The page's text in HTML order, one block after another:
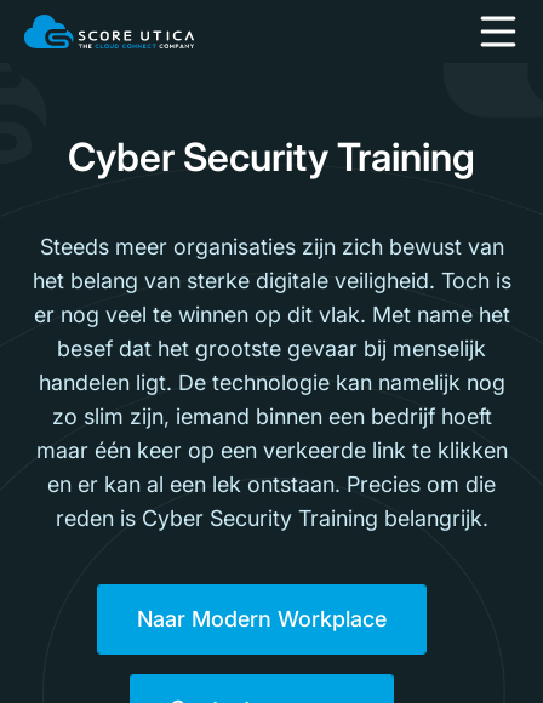
Cyber Security Training
Steeds meer organisaties zijn zich bewust van
het belang van sterke digitale veiligheid. Toch is
er nog veel te winnen op dit vlak. Met name het
besef dat het grootste gevaar bij menselijk
handelen ligt. De technologie kan namelijk nog
zo slim zijn, iemand binnen een bedrijf hoeft
maar één keer op een verkeerde link te klikken
en er kan al een lek ontstaan. Precies om die
reden is Cyber Security Training belangrijk.
Naar Modern Workplace